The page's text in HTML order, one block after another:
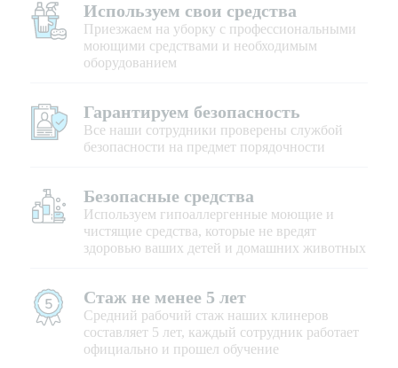
Используем свои средства
Приезжаем на уборку с профессиональными
моющими средствами и необходимым
оборудованием
Гарантируем безопасность
Все наши сотрудники проверены службой
безопасности на предмет порядочности
Безопасные средства
Используем гипоаллергенные моющие и
чистящие средства, которые не вредят
здоровью ваших детей и домашних животных
Стаж не менее 5 лет
Средний рабочий стаж наших клинеров
составляет 5 лет, каждый сотрудник работает
официально и прошел обучение